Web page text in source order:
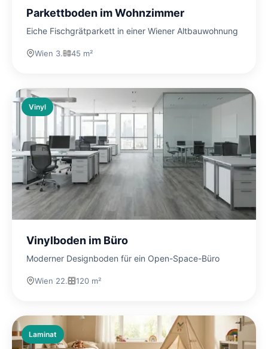
Parkettboden im Wohnzimmer
Eiche Fischgrätparkett in einer Wiener Altbauwohnung
Wien 3. 45 m²
Vinyl
Vinylboden im Büro
Moderner Designboden für ein Open-Space-Büro
Wien 22. 120 m²
Laminat